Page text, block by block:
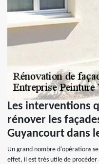
Les interventions
rénover les
Guyancourt dans
Un grand nombre d'opérations
effet, il est très utile de procéder